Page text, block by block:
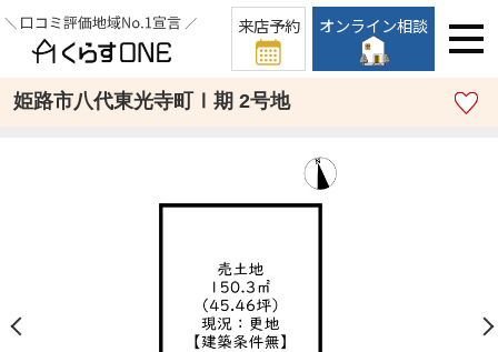
来店予約 オンライン相談
姫路市八代東光寺町Ⅰ期 2号地